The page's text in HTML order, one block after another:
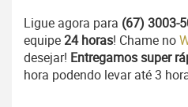
Ligue agora para (67) 3003-
equipe24 horas! Chame no
desejar! Entregamos super
hora podendo levar até 3